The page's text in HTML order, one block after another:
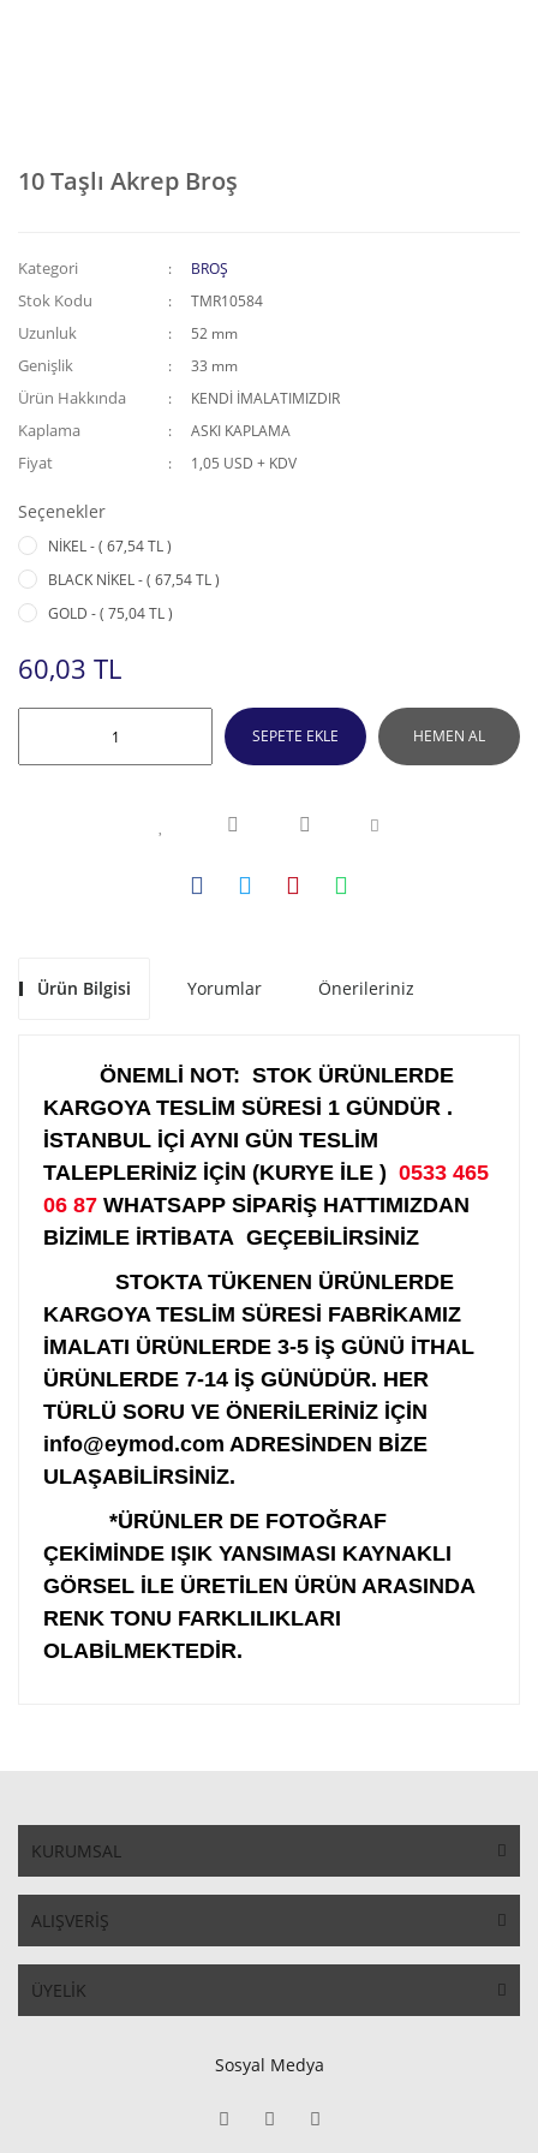
10 Taşlı Akrep Broş
Kategori BROŞ
Stok Kodu TMR10584
Uzunluk 52 mm
Genişlik 33 mm
Ürün Hakkında KENDİ İMALATIMIZDIR
Kaplama ASKI KAPLAMA
Fiyat 1,05 USD + KDV
Seçenekler
NİKEL - ( 67,54 TL )
BLACK NİKEL - ( 67,54 TL )
GOLD - ( 75,04 TL )
60,03 TL
SEPETE EKLE HEMEN AL
Ürün Bilgisi Yorumlar Önerileriniz
ÖNEMLİ NOT: STOK ÜRÜNLERDE
KARGOYA TESLİM SÜRESİ 1 GÜNDÜR .
İSTANBUL İÇİ AYNI GÜN TESLİM
TALEPLERİNİZ İÇİN (KURYE İLE ) 0533 465
06 87 WHATSAPP SİPARİŞ HATTIMIZDAN
BİZİMLE İRTİBATA GEÇEBİLİRSİNİZ
STOKTA TÜKENEN ÜRÜNLERDE
KARGOYA TESLİM SÜRESİ FABRİKAMIZ
İMALATI ÜRÜNLERDE 3-5 İŞ GÜNÜ İTHAL
ÜRÜNLERDE 7-14 İŞ GÜNÜDÜR. HER
TÜRLÜ SORU VE ÖNERİLERİNİZ İÇİN
info@eymod.com ADRESİNDEN BİZE
ULAŞABİLİRSİNİZ.
*ÜRÜNLER DE FOTOĞRAF
ÇEKİMİNDE IŞIK YANSIMASI KAYNAKLI
GÖRSEL İLE ÜRETİLEN ÜRÜN ARASINDA
RENK TONU FARKLILIKLARI
OLABİLMEKTEDİR.
KURUMSAL
ALIŞVERİŞ
ÜYELİK
Sosyal Medya